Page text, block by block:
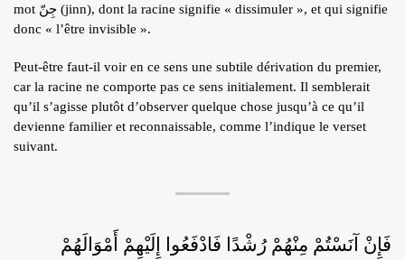
mot جِنّ (jinn), dont la racine signifie « dissimuler », et qui signifie
donc « l’être invisible ».
Peut-être faut-il voir en ce sens une subtile dérivation du premier,
car la racine ne comporte pas ce sens initialement. Il semblerait
qu’il s’agisse plutôt d’observer quelque chose jusqu’à ce qu’il
devienne familier et reconnaissable, comme l’indique le verset
suivant.
فَإِنْ آنَسْتُمْ مِنْهُمْ رُشْدًا فَادْفَعُوا إِلَيْهِمْ أَمْوَالَهُمْ